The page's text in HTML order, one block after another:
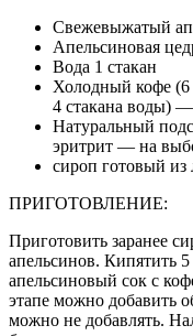
Свежевыжатый
Апельсиновая
Вода 1 стакан
Холодный кофе (6
4 стакана воды) —
Натуральный
эритрит — на
сироп готовый из
ПРИГОТОВЛЕНИЕ:
Приготовить заранее
апельсинов. Кипятить
апельсиновый сок с
этапе можно добавить
можно не добавлять.